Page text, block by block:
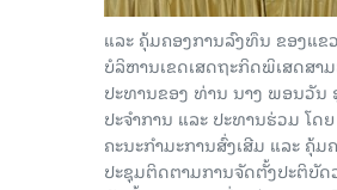
ແລະ ຄຸ້ມຄອງການລົງທຶນ ຂອງແຂ
ບໍລິຫານເຂດເສດຖະກິດພິເສດສາ
ປະທານຂອງ ທ່ານ ນາງ ພອນວັນ
ປະຈໍາການ ແລະ ປະທານຮ່ວມ ໂ
ຄະນະກໍາມະການສົ່ງເສີມ ແລະ ຄຸ້
ປະຊຸມຕິດຕາມການຈັດຕັ້ງປະຕິບັດ